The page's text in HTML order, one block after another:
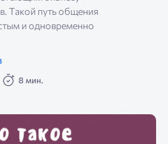
Такой путь общения
и одновременно
8 мин.